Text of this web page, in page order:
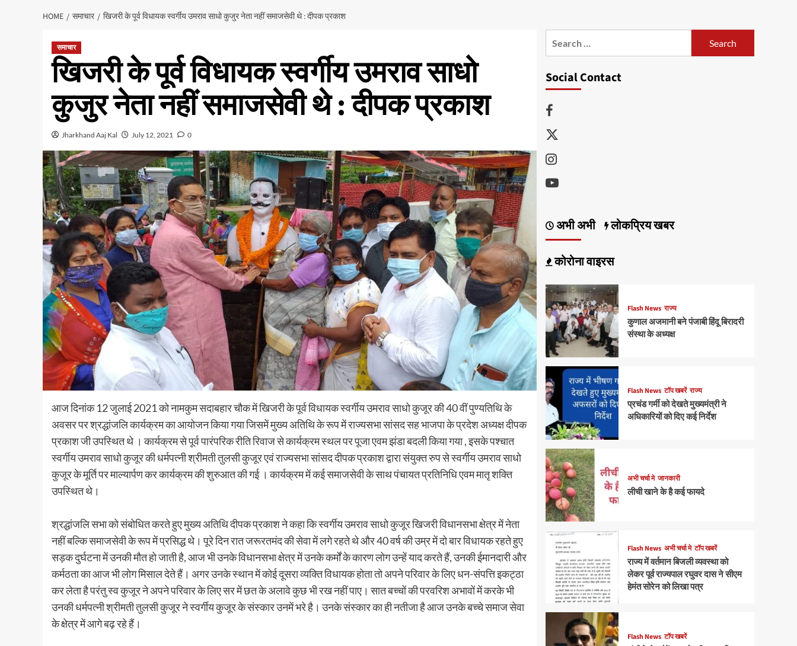
HOME समाचार खिजरी के पूर्व विधायक स्वर्गीय उमराव साधो कुजुर नेता नहीं समाजसेवी थे : दीपक प्रकाश
समाचार
खिजरी के पूर्व विधायक स्वर्गीय उमराव साधो
कुजुर नेता नहीं समाजसेवी थे : दीपक प्रकाश
Jharkhand Aaj Kal July 12, 2021 0
आज दिनांक 12 जुलाई 2021 को नामकुम सदाबहार चौक में खिजरी के पूर्व विधायक स्वर्गीय उमराव साधो कुजूर की 40 वीं पुण्यतिथि के
अवसर पर श्रद्धांजलि कार्यक्रम का आयोजन किया गया जिसमें मुख्य अतिथि के रूप में राज्यसभा सांसद सह भाजपा के प्रदेश अध्यक्ष दीपक
प्रकाश जी उपस्थित थे । कार्यक्रम से पूर्व पारंपरिक रीति रिवाज से कार्यक्रम स्थल पर पूजा एवम झंडा बदली किया गया , इसके पश्चात
स्वर्गीय उमराव साधो कुजूर की धर्मपत्नी श्रीमती तुलसी कुजूर एवं राज्यसभा सांसद दीपक प्रकाश द्वारा संयुक्त रुप से स्वर्गीय उमराव साधो
कुजूर के मूर्ति पर माल्यार्पण कर कार्यक्रम की शुरुआत की गई । कार्यक्रम में कई समाजसेवी के साथ पंचायत प्रतिनिधि एवम मातृ शक्ति
उपस्थित थे।
श्रद्धांजलि सभा को संबोधित करते हुए मुख्य अतिथि दीपक प्रकाश ने कहा कि स्वर्गीय उमराव साधो कुजूर खिजरी विधानसभा क्षेत्र में नेता
नहीं बल्कि समाजसेवी के रूप में प्रसिद्ध थे। पूरे दिन रात जरूरतमंद की सेवा में लगे रहते थे और 40 वर्ष की उम्र में दो बार विधायक रहते हुए
सड़क दुर्घटना में उनकी मौत हो जाती है, आज भी उनके विधानसभा क्षेत्र में उनके कर्मों के कारण लोग उन्हें याद करते हैं, उनकी ईमानदारी और
कर्मठता का आज भी लोग मिसाल देते हैं। अगर उनके स्थान में कोई दूसरा व्यक्ति विधायक होता तो अपने परिवार के लिए धन-संपत्ति इकट्ठा
कर लेता है परंतु स्व कुजूर ने अपने परिवार के लिए सर में छत के अलावे कुछ भी रख नहीं पाए। सात बच्चों की परवरिश अभावों में करके भी
उनकी धर्मपत्नी श्रीमती तुलसी कुजूर ने स्वर्गीय कुजूर के संस्कार उनमें भरे है। उनके संस्कार का ही नतीजा है आज उनके बच्चे समाज सेवा
के क्षेत्र में आगे बढ़ रहे हैं।
Social Contact
Facebook
Twitter
Instagram
Youtube
अभी अभी लोकप्रिय खबर
कोरोना वाइरस
Flash News राज्य
कुणाल अजमानी बने पंजाबी हिंदू बिरादरी
संस्था के अध्यक्ष
Flash News टॉप खबरें राज्य
प्रचंड गर्मी को देखते मुख्यमंत्री ने
अधिकारियों को दिए कई निर्देश
अभी चर्चा मे जानकारी
लीची खाने के है कई फायदे
Flash News अभी चर्चा मे टॉप खबरें
राज्य में वर्तमान बिजली व्यवस्था को
लेकर पूर्व राज्यपाल रघुवर दास ने सीएम
हेमंत सोरेन को लिखा पत्र
Flash News टॉप खबरें